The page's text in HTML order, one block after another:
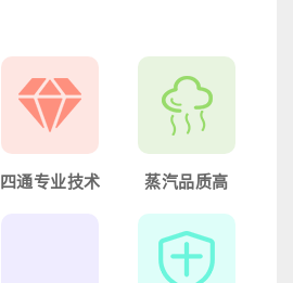
四通专业技术
蒸汽品质高
锅壳直径大，水容
量大，对负荷变化
适应能力强，出力
稳定